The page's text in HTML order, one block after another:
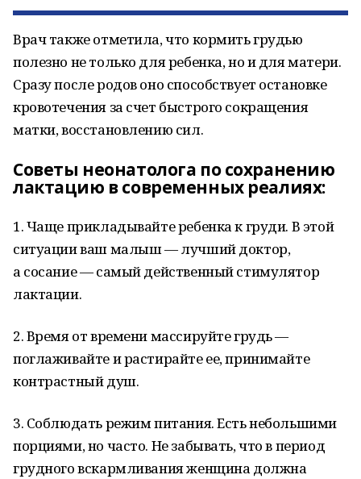
Врач также отметила, что кормить грудью
полезно не только для ребенка, но и для матери.
Сразу после родов оно способствует остановке
кровотечения за счет быстрого сокращения
матки, восстановлению сил.
Советы неонатолога по сохранению
лактацию в современных реалиях:
1. Чаще прикладывайте ребенка к груди. В этой
ситуации ваш малыш — лучший доктор,
а сосание — самый действенный стимулятор
лактации.
2. Время от времени массируйте грудь —
поглаживайте и растирайте ее, принимайте
контрастный душ.
3. Соблюдать режим питания. Есть небольшими
порциями, но часто. Не забывать, что в период
грудного вскармливания женщина должна